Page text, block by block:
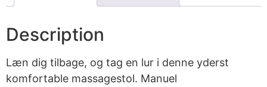
Description
Læn dig tilbage, og tag en lur i denne yderst
komfortable massagestol. Manuel